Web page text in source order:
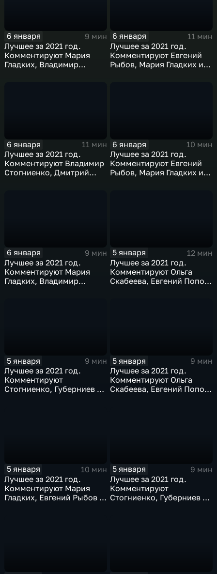
6 января
9 мин
Лучшее за 2021 год.
Комментируют Мария
Гладких, Владимир
6 января
11 мин
Лучшее за 2021 год.
Комментируют Евгений
Рыбов, Мария Гладких и
6 января
11 мин
Лучшее за 2021 год.
Комментируют Владимир
Стогниенко, Дмитрий
6 января
10 мин
Лучшее за 2021 год.
Комментируют Евгений
Рыбов, Мария Гладких и
6 января
9 мин
Лучшее за 2021 год.
Комментируют Мария
Гладких, Владимир
5 января
12 мин
Лучшее за 2021 год.
Комментируют Ольга
Скабеева, Евгений Попов
5 января
9 мин
Лучшее за 2021 год.
Комментируют
Стогниенко, Губерниев и
5 января
9 мин
Лучшее за 2021 год.
Комментируют Ольга
Скабеева, Евгений Попов
5 января
10 мин
Лучшее за 2021 год.
Комментируют Мария
Гладких, Евгений Рыбов и
5 января
9 мин
Лучшее за 2021 год.
Комментируют
Стогниенко, Губерниев и